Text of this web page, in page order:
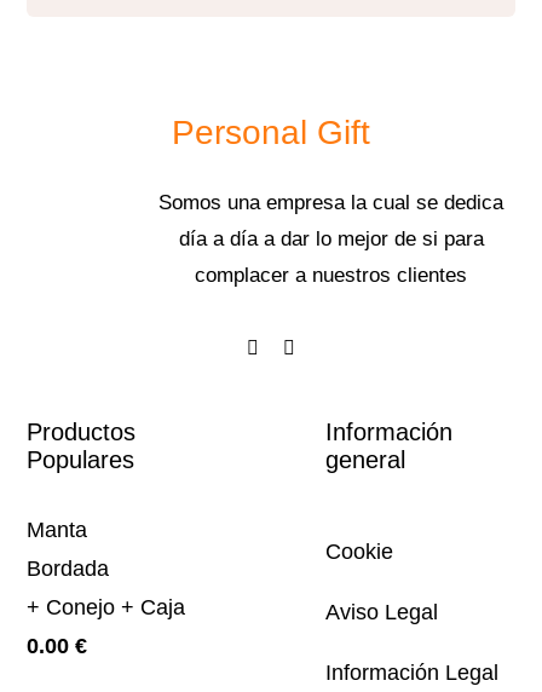
Personal Gift
Somos una empresa la cual se dedica
día a día a dar lo mejor de si para
complacer a nuestros clientes
Productos
Populares
Manta
Bordada
+ Conejo + Caja
0.00€
Información
general
Cookie
Aviso Legal
Información Legal